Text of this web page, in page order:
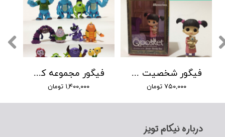
فیگور مجموعه کارخانه هیولا ها
۱,۴۰۰,۰۰۰ تومان
فیگور شخصیت بو در انیمیشن کارخانه هیولا ها
۷۵۰,۰۰۰ تومان
​درباره نیکام تویز